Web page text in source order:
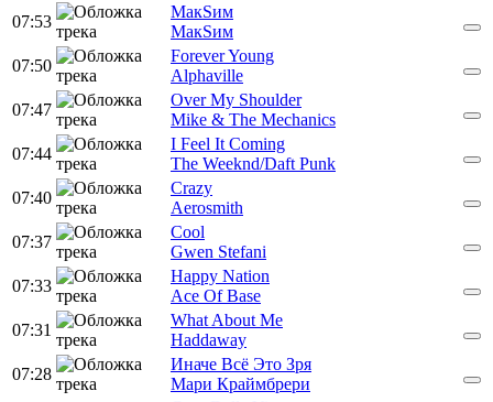
07:53
МакSим
МакSим
07:50
Forever Young
Alphaville
07:47
Over My Shoulder
Mike & The Mechanics
07:44
I Feel It Coming
The Weeknd/Daft Punk
07:40
Crazy
Aerosmith
07:37
Cool
Gwen Stefani
07:33
Happy Nation
Ace Of Base
07:31
What About Me
Haddaway
07:28
Иначе Всё Это Зря
Мари Краймбрери